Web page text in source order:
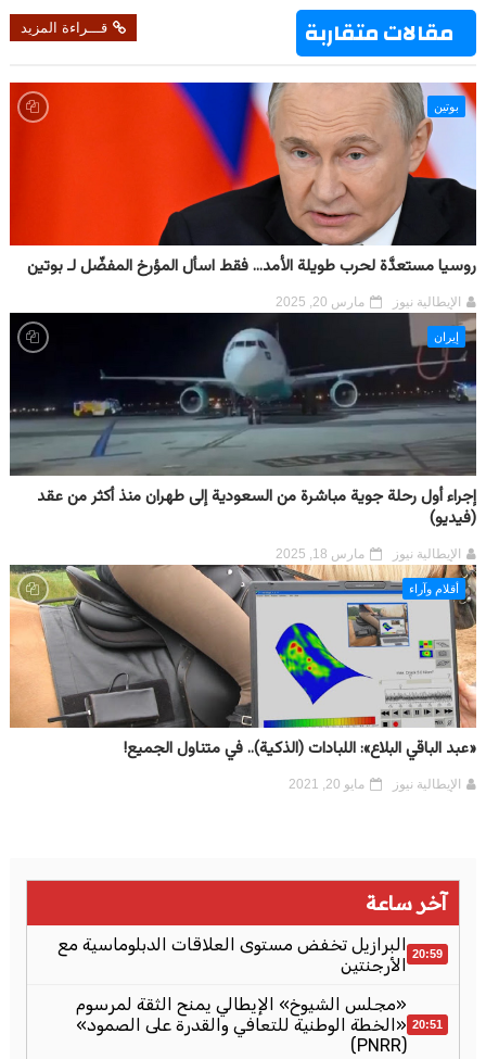
مقالات متقاربة قـــراءة المزيد
بوتين
روسيا مستعدَّة لحرب طويلة الأمد... فقط اسأل المؤرخ المفضّل لـ بوتين
الإيطالية نيوز مارس 20, 2025
إيران
إجراء أول رحلة جوية مباشرة من السعودية إلى طهران منذ أكثر من عقد
(فيديو)
الإيطالية نيوز مارس 18, 2025
أقلام وآراء
«عبد الباقي البلاع»: اللبادات (الذكية).. في متناول الجميع!
الإيطالية نيوز مايو 20, 2021
آخر ساعة
20:59 البرازيل تخفض مستوى العلاقات الدبلوماسية مع
الأرجنتين
20:51
«مجلس الشيوخ» الإيطالي يمنح الثقة لمرسوم
«الخطة الوطنية للتعافي والقدرة على الصمود»
(PNRR)